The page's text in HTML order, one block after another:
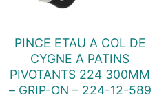
PINCE ETAU A COL DE
CYGNE A PATINS
PIVOTANTS 224 300MM
– GRIP-ON – 224-12-589